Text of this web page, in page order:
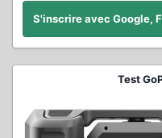
S'inscrire avec Google,
Test